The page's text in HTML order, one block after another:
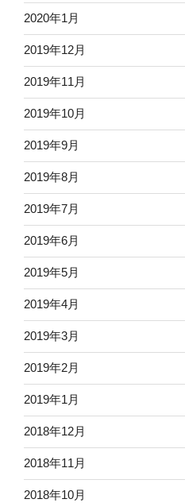
2020年1月
2019年12月
2019年11月
2019年10月
2019年9月
2019年8月
2019年7月
2019年6月
2019年5月
2019年4月
2019年3月
2019年2月
2019年1月
2018年12月
2018年11月
2018年10月